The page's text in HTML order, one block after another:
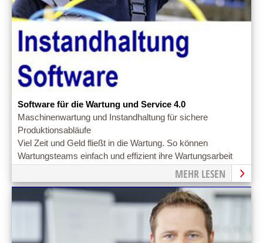
Software für die Wartung und Service 4.0
Maschinenwartung und Instandhaltung für sichere
Produktionsabläufe
Viel Zeit und Geld fließt in die Wartung. So können
Wartungsteams einfach und effizient ihre Wartungsarbeit
MEHR LESEN